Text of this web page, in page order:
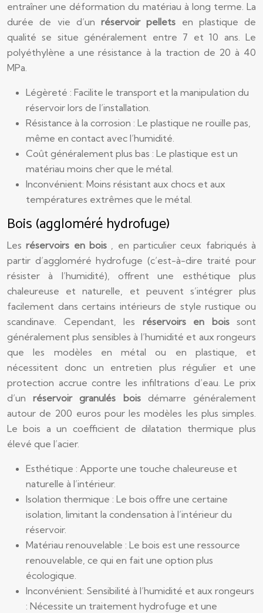
entraîner une déformation du matériau à long terme. La
durée de vie d’un réservoir pellets en plastique de
qualité se situe généralement entre 7 et 10 ans. Le
polyéthylène a une résistance à la traction de 20 à 40
MPa.
Légèreté : Facilite le transport et la manipulation du
réservoir lors de l’installation.
Résistance à la corrosion : Le plastique ne rouille pas,
même en contact avec l’humidité.
Coût généralement plus bas : Le plastique est un
matériau moins cher que le métal.
Inconvénient: Moins résistant aux chocs et aux
températures extrêmes que le métal.
Bois (aggloméré hydrofuge)
Lesréservoirs en bois , en particulier ceux fabriqués à
partir d’aggloméré hydrofuge (c’est-à-dire traité pour
résister à l’humidité), offrent une esthétique plus
chaleureuse et naturelle, et peuvent s’intégrer plus
facilement dans certains intérieurs de style rustique ou
scandinave. Cependant, les réservoirs en bois sont
généralement plus sensibles à l’humidité et aux rongeurs
que les modèles en métal ou en plastique, et
nécessitent donc un entretien plus régulier et une
protection accrue contre les infiltrations d’eau. Le prix
d’unréservoir granulés bois démarre généralement
autour de 200 euros pour les modèles les plus simples.
Le bois a un coefficient de dilatation thermique plus
élevé que l’acier.
Esthétique : Apporte une touche chaleureuse et
naturelle à l’intérieur.
Isolation thermique : Le bois offre une certaine
isolation, limitant la condensation à l’intérieur du
réservoir.
Matériau renouvelable : Le bois est une ressource
renouvelable, ce qui en fait une option plus
écologique.
Inconvénient: Sensibilité à l’humidité et aux rongeurs
: Nécessite un traitement hydrofuge et une